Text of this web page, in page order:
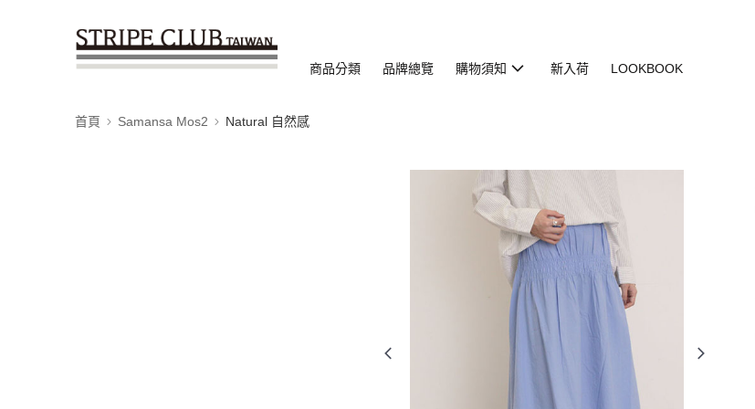
商品分類 品牌總覽 購物須知 新入荷 LOOKBOOK
首頁 Samansa Mos2 Natural 自然感